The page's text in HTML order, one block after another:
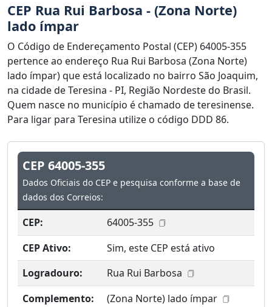
CEP Rua Rui Barbosa - (Zona Norte)
lado ímpar
O Código de Endereçamento Postal (CEP) 64005-355
pertence ao endereço Rua Rui Barbosa (Zona Norte)
lado ímpar) que está localizado no bairro São Joaquim,
na cidade de Teresina - PI, Região Nordeste do Brasil.
Quem nasce no município é chamado de teresinense.
Para ligar para Teresina utilize o código DDD 86.
CEP 64005-355
Dados Oficiais do CEP e pesquisa conforme a base de
dados dos Correios:
CEP:
64005-355
CEP Ativo:
Sim, este CEP está ativo
Logradouro:
Rua Rui Barbosa
Complemento:
(Zona Norte) lado ímpar